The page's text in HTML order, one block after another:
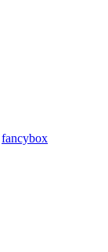
fancybox